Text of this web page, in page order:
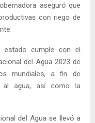
aseguró que
con riego de
estado cumple con el
del Agua 2023 de
mundiales, a fin de
al agua, así como la
del Agua se llevó a